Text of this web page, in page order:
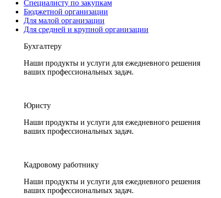
Специалисту по закупкам
Бюджетной организации
Для малой организации
Для средней и крупной организации
Бухгалтеру
Наши продукты и услуги для ежедневного решения
ваших профессиональных задач.
Юристу
Наши продукты и услуги для ежедневного решения
ваших профессиональных задач.
Кадровому работнику
Наши продукты и услуги для ежедневного решения
ваших профессиональных задач.